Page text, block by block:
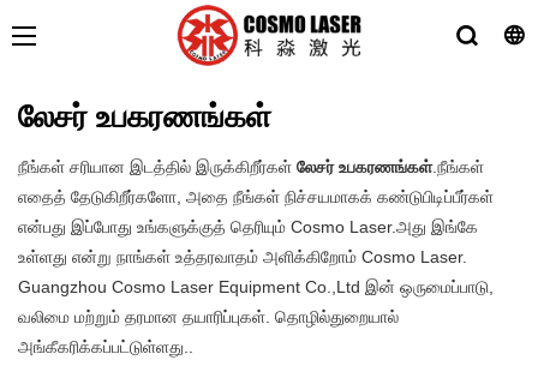
லேசர் உபகரணங்கள்
நீங்கள் சரியான இடத்தில் இருக்கிறீர்கள் லேசர் உபகரணங்கள்.நீங்கள்
எதைத் தேடுகிறீர்களோ, அதை நீங்கள் நிச்சயமாகக் கண்டுபிடிப்பீர்கள்
என்பது இப்போது உங்களுக்குத் தெரியும் Cosmo Laser.அது இங்கே
உள்ளது என்று நாங்கள் உத்தரவாதம் அளிக்கிறோம் Cosmo Laser.
Guangzhou Cosmo Laser Equipment Co.,Ltd இன் ஒருமைப்பாடு,
வலிமை மற்றும் தரமான தயாரிப்புகள். தொழில்துறையால்
அங்கீகரிக்கப்பட்டுள்ளது..